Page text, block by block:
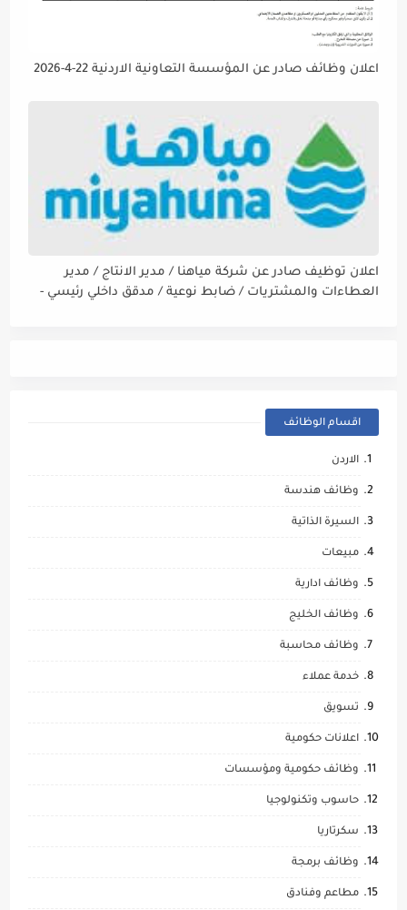
اعلان وظائف صادر عن المؤسسة التعاونية الاردنية 22-4-2026
اعلان توظيف صادر عن شركة مياهنا / مدير الانتاج / مدير
العطاءات والمشتريات / ضابط نوعية / مدقق داخلي رئيسي -
اقسام الوظائف
الاردن
وظائف هندسة
السيرة الذاتية
مبيعات
وظائف ادارية
وظائف الخليج
وظائف محاسبة
خدمة عملاء
تسويق
اعلانات حكومية
وظائف حكومية ومؤسسات
حاسوب وتكنولوجيا
سكرتاريا
وظائف برمجة
مطاعم وفنادق